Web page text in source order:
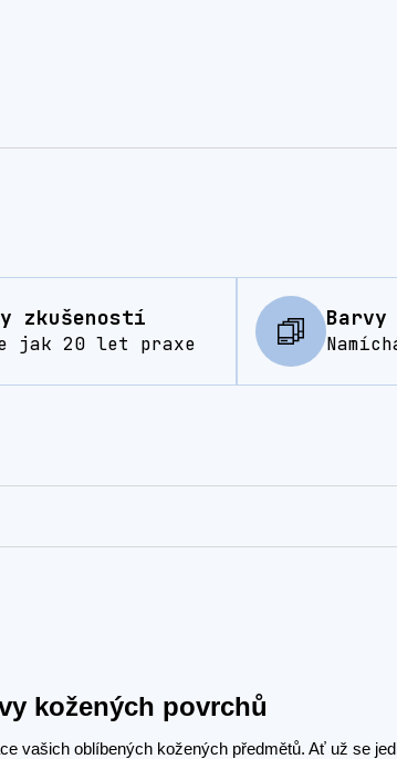
zkušeností
jak 20 let praxe
kožených povrchů
vašich oblíbených kožených předmětů. Ať už se